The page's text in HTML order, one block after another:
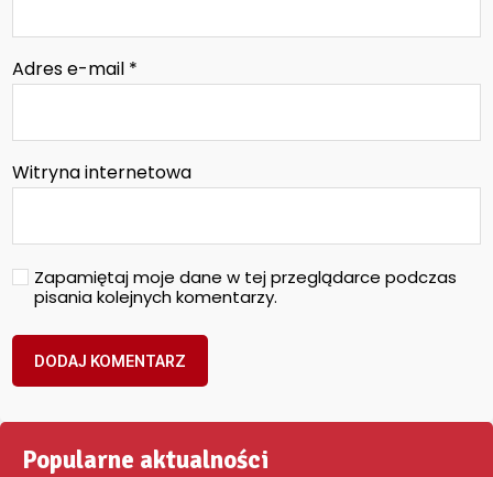
Adres e-mail *
Witryna internetowa
Zapamiętaj moje dane w tej przeglądarce podczas
pisania kolejnych komentarzy.
Popularne aktualności